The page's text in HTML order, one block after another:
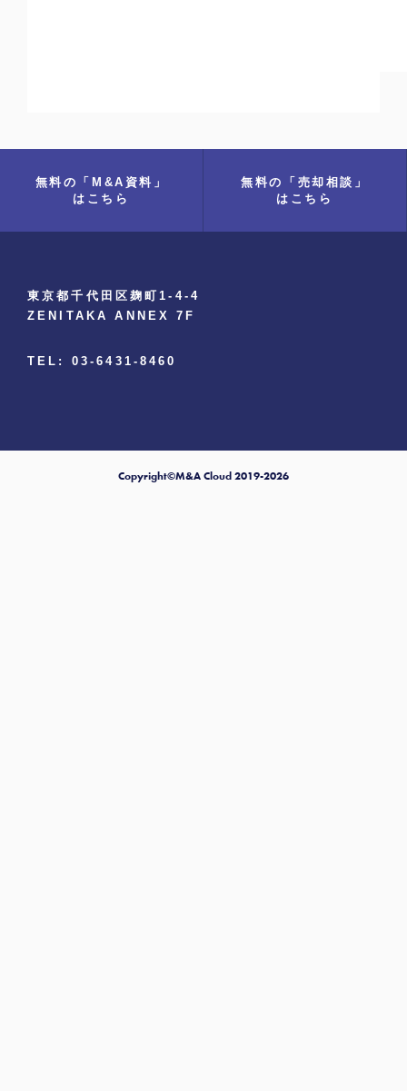
無料の「M&A資料」
はこちら
無料の「売却相談」
はこちら
東京都千代田区麹町1-4-4
ZENITAKA ANNEX 7F
TEL: 03-6431-8460
Copyright©M&A Cloud 2019-2026